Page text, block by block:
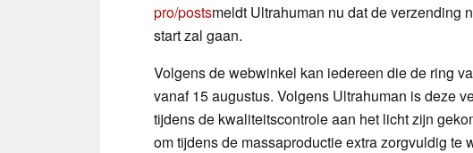
pro/postsmeldt Ultrahuman nu dat de verzending
start zal gaan.
Volgens de webwinkel kan iedereen die de ring
vanaf 15 augustus. Volgens Ultrahuman is deze
tijdens de kwaliteitscontrole aan het licht zijn
om tijdens de massaproductie extra zorgvuldig te